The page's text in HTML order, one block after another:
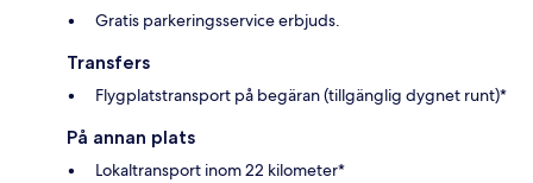
Gratis parkeringsservice erbjuds.
Transfers
Flygplatstransport på begäran (tillgänglig dygnet runt)*
På annan plats
Lokaltransport inom 22 kilometer*